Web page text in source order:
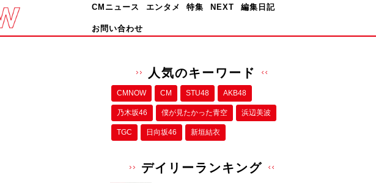
CMニュース エンタメ 特集 NEXT 編集日記
お問い合わせ
人気のキーワード
CMNOW CM STU48 AKB48
乃木坂46 僕が⾒たかった⻘空 浜辺美波
TGC 日向坂46 新垣結衣
デイリーランキング